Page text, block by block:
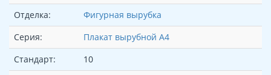
Отделка:
Фигурная вырубка
Серия:
Плакат вырубной А4
Стандарт:
10